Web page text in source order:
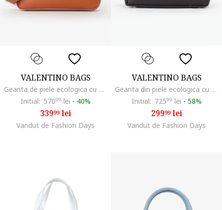
VALENTINO BAGS
Geanta de piele ecologica cu bareta de umar si logo, Caramel
Initial: 57099 lei - 40%
33999lei
Vandut de Fashion Days
VALENTINO BAGS
Geanta din piele ecologica cu maner, fermoar si logo, Negru
Initial: 72599 lei - 58%
29999lei
Vandut de Fashion Days